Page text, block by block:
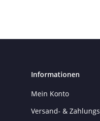
Informationen
Mein Konto
Versand- &